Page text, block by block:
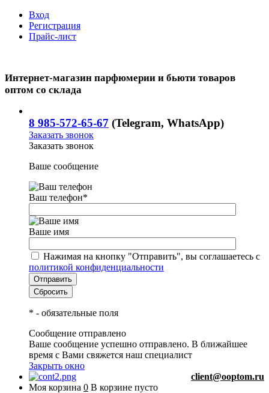
Вход
Регистрация
Прайс-лист
Интернет-магазин парфюмерии и бьюти товаров
оптом со склада
8 985-572-65-67 (Telegram, WhatsApp)
Заказать звонок
Заказать звонок
Ваше сообщение
Ваш телефон*
Ваше имя
Нажимая на кнопку "Отправить", вы соглашаетесь с
политикой конфиденциальности
* - обязательные поля
Сообщение отправлено
Ваше сообщение успешно отправлено. В ближайшее
время с Вами свяжется наш специалист
Закрыть окно
client@ooptom.ru
Моя корзина 0 В корзине пусто